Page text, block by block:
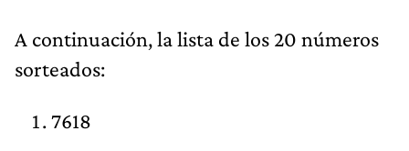
A continuación, la lista de los 20 números
sorteados:
7618